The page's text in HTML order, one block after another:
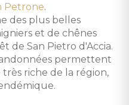
Petrone.
des plus belles
et de chênes
de San Pietro d'Accia.
permettent
riche de la région,